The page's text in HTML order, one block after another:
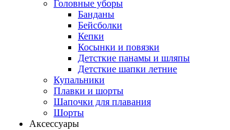
Головные уборы
Банданы
Бейсболки
Кепки
Косынки и повязки
Детсткие панамы и шляпы
Детсткие шапки летние
Купальники
Плавки и шорты
Шапочки для плавания
Шорты
Аксессуары